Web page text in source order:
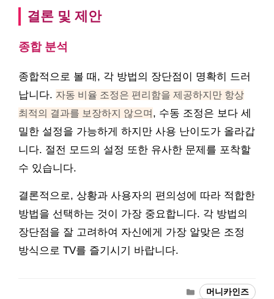
결론 및 제안
종합 분석
종합적으로 볼 때, 각 방법의 장단점이 명확히 드러
납니다. 자동 비율 조정은 편리함을 제공하지만 항상
최적의 결과를 보장하지 않으며, 수동 조정은 보다 세
밀한 설정을 가능하게 하지만 사용 난이도가 올라갑
니다. 절전 모드의 설정 또한 유사한 문제를 포착할
수 있습니다.
결론적으로, 상황과 사용자의 편의성에 따라 적합한
방법을 선택하는 것이 가장 중요합니다. 각 방법의
장단점을 잘 고려하여 자신에게 가장 알맞은 조정
방식으로 TV를 즐기시기 바랍니다.
Categories
머니카인즈